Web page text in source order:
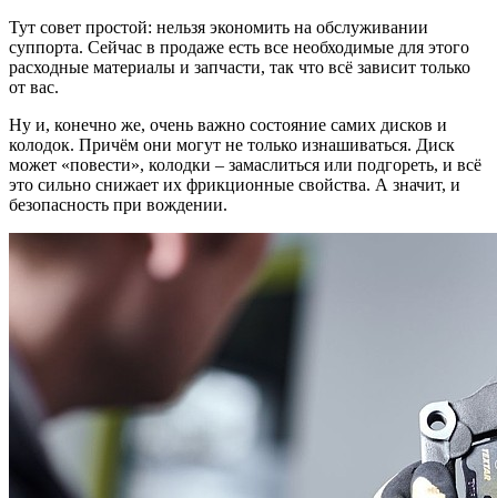
Тут совет простой: нельзя экономить на обслуживании
суппорта. Сейчас в продаже есть все необходимые для этого
расходные материалы и запчасти, так что всё зависит только
от вас.
Ну и, конечно же, очень важно состояние самих дисков и
колодок. Причём они могут не только изнашиваться. Диск
может «повести», колодки – замаслиться или подгореть, и всё
это сильно снижает их фрикционные свойства. А значит, и
безопасность при вождении.